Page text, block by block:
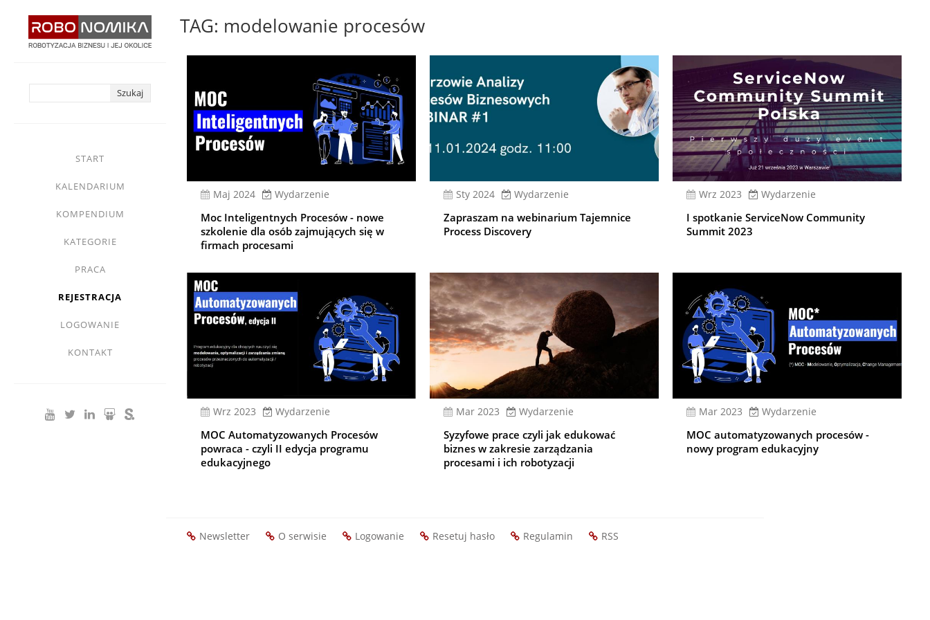
START
KALENDARIUM
KOMPENDIUM
KATEGORIE
PRACA
REJESTRACJA
LOGOWANIE
KONTAKT
TAG: modelowanie procesów
Maj 2024 Wydarzenie
Moc Inteligentnych Procesów - nowe
szkolenie dla osób zajmujących się w
firmach procesami
sty 2024 Wydarzenie
Zapraszam na webinarium Tajemnice
Process Discovery
wrz 2023 Wydarzenie
I spotkanie ServiceNow Community
Summit 2023
wrz 2023 Wydarzenie
MOC Automatyzowanych Procesów
powraca - czyli II edycja programu
edukacyjnego
mar 2023 Wydarzenie
Syzyfowe prace czyli jak edukować
biznes w zakresie zarządzania
procesami i ich robotyzacji
mar 2023 Wydarzenie
MOC automatyzowanych procesów -
nowy program edukacyjny
Newsletter O serwisie Logowanie Resetuj hasło Regulamin RSS